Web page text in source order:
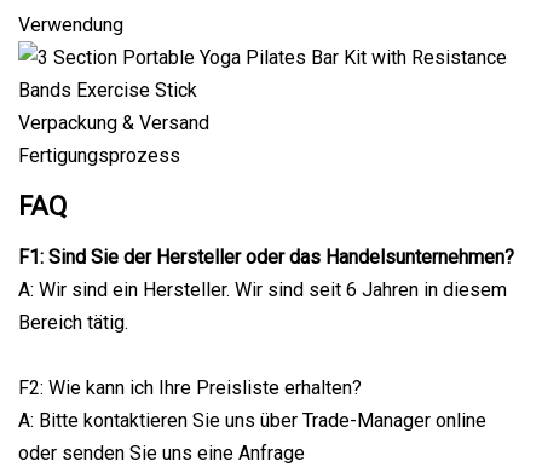
Verwendung
Verpackung & Versand
Fertigungsprozess
FAQ
F1: Sind Sie der Hersteller oder das Handelsunternehmen?
A: Wir sind ein Hersteller. Wir sind seit 6 Jahren in diesem
Bereich tätig.
F2: Wie kann ich Ihre Preisliste erhalten?
A: Bitte kontaktieren Sie uns über Trade-Manager online
oder senden Sie uns eine Anfrage